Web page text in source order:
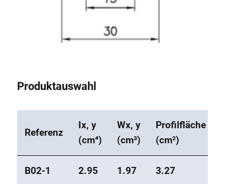
Produktauswahl
Referenz
Ix, y
(cm⁴)
Wx, y
(cm³)
Profilfläche
(cm²)
B02-1 2.95 1.97 3.27